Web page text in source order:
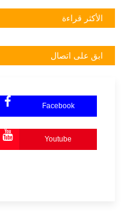
الأكثر قراءة
ابق على اتصال
Facebook
Youtube